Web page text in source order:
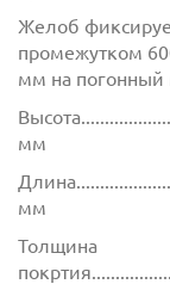
Желоб
промежутком
мм на погонный
мм
мм
Толщина